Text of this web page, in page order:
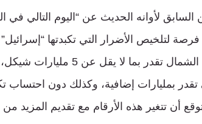
السابق لأوانه الحديث عن “اليوم التالي في
لتلخيص الأضرار التي تكبدتها “إسرائيل”
للمستوطنات في الشمال
تقدر بمليارات إضافية، وكذلك دون احتساب
أن تتغير هذه الأرقام مع تقديم المزيد